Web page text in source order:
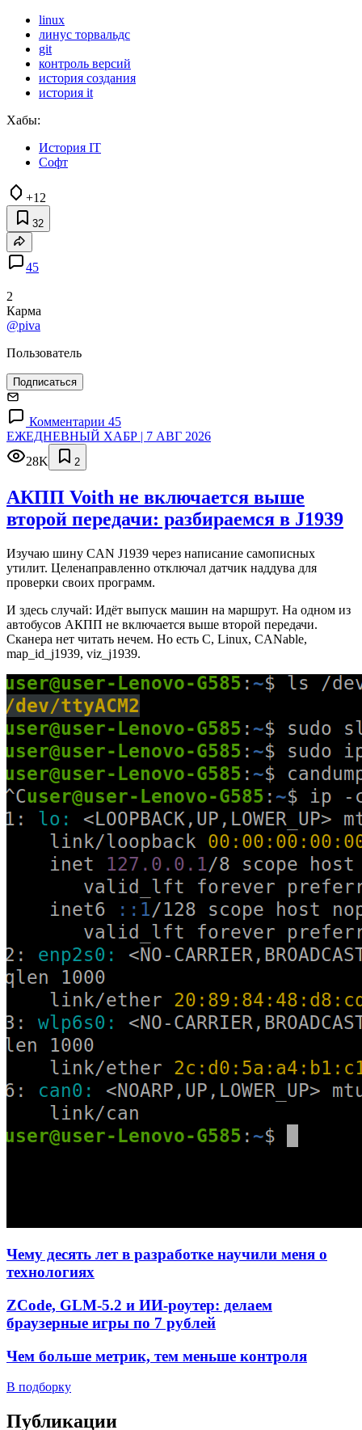
linux
линус торвальдс
git
контроль версий
история создания
история it
Хабы:
История IT
Софт
+12
32
45
2
Карма
@piva
Пользователь
Подписаться
Комментарии 45
ЕЖЕДНЕВНЫЙ ХАБР | 7 АВГ 2026
28K
2
АКПП Voith не включается выше
второй передачи: разбираемся в J1939
Изучаю шину CAN J1939 через написание самописных
утилит. Целенаправленно отключал датчик наддува для
проверки своих программ.
И здесь случай: Идёт выпуск машин на маршрут. На одном из
автобусов АКПП не включается выше второй передачи.
Сканера нет читать нечем. Но есть C, Linux, CANable,
map_id_j1939, viz_j1939.
Чему десять лет в разработке научили меня о
технологиях
ZCode, GLM-5.2 и ИИ-роутер: делаем
браузерные игры по 7 рублей
Чем больше метрик, тем меньше контроля
В подборку
Публикации